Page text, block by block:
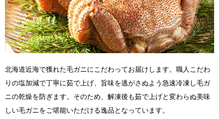
北海道近海で獲れた毛ガニにこだわってお届けします。職人こだわ
りの塩加減で丁寧に茹で上げ、旨味を逃がさぬよう急速冷凍し毛ガ
ニの乾燥を防ぎます。そのため、解凍後も茹で上げと変わらぬ美味
しい毛ガニをご堪能いただける逸品となっています。